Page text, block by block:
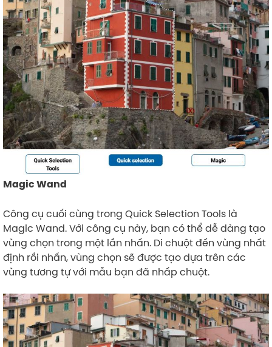
Magic Wand
Công cụ cuối cùng trong Quick Selection Tools là
Magic Wand. Với công cụ này, bạn có thể dễ dàng tạo
vùng chọn trong một lần nhấn. Di chuột đến vùng nhất
định rồi nhấn, vùng chọn sẽ được tạo dựa trên các
vùng tương tự với mẫu bạn đã nhấp chuột.